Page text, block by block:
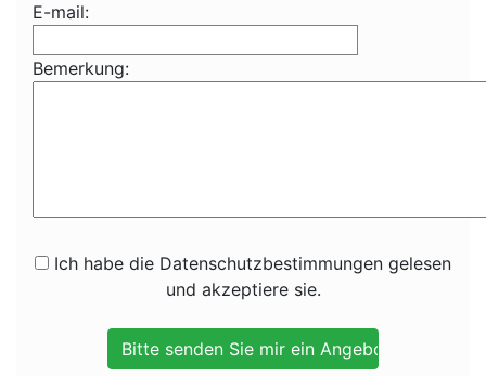
E-mail:
Bemerkung:
Ich habe die Datenschutzbestimmungen gelesen
und akzeptiere sie.